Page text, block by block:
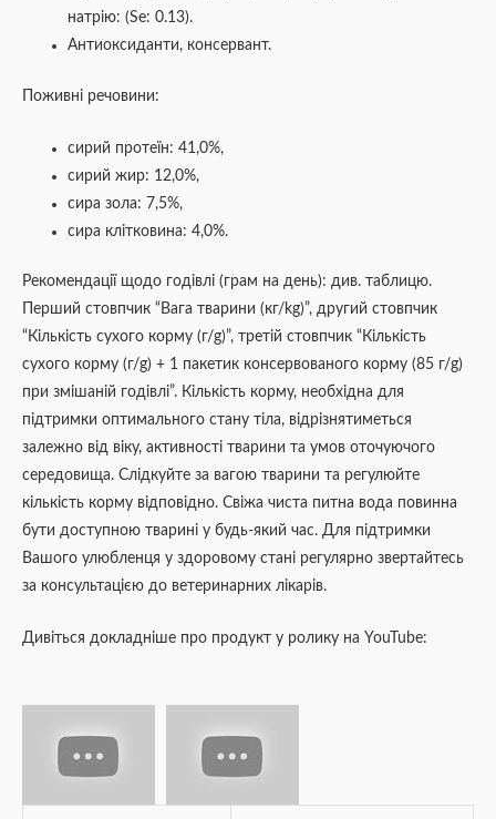
натрію: (Se: 0.13).
Антиоксиданти, консервант.
Поживні речовини:
сирий протеїн: 41,0%,
сирий жир: 12,0%,
сира зола: 7,5%,
сира клітковина: 4,0%.
Рекомендації щодо годівлі (грам на день): див. таблицю.
Перший стовпчик “Вага тварини (кг/kg)”, другий стовпчик
“Кількість сухого корму (г/g)”, третій стовпчик “Кількість
сухого корму (г/g) + 1 пакетик консервованого корму (85 г/g)
при змішаній годівлі”. Кількість корму, необхідна для
підтримки оптимального стану тіла, відрізнятиметься
залежно від віку, активності тварини та умов оточуючого
середовища. Слідкуйте за вагою тварини та регулюйте
кількість корму відповідно. Свіжа чиста питна вода повинна
бути доступною тварині у будь-який час. Для підтримки
Вашого улюбленця у здоровому стані регулярно звертайтесь
за консультацією до ветеринарних лікарів.
Дивіться докладніше про продукт у ролику на YouTube: